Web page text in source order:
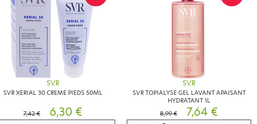
SVR
SVR XERIAL 30 CREME PIEDS 50ML
7,42 € 6,30 €
SVR
SVR TOPIALYSE GEL LAVANT APAISANT
HYDRATANT 1L
8,99 €
7,64 €